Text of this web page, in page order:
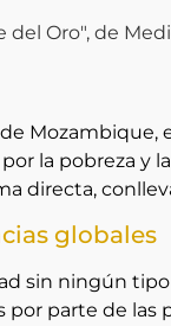
Mozambique,
la pobreza y
directa,
globales
sin ningún
por parte de las